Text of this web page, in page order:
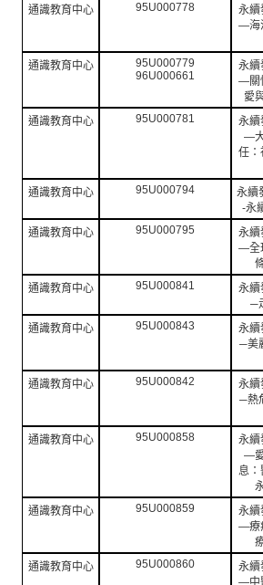
通識教育中心
95U000778
永續
—海
通識教育中心
95U000779
96U000661
永續
—關
愛
通識教育中心
95U000781
永續
—
任：
通識教育中心 95U000794
永續
-永
通識教育中心
95U000795
永續
—全
通識教育中心
95U000841
永續
─
通識教育中心
95U000843
永續
─美
通識教育中心 95U000842
永續
─熱
通識教育中心 95U000858
永續
—
息：
通識教育中心
95U000859
永續
—療
通識教育中心
95U000860
永續
—中